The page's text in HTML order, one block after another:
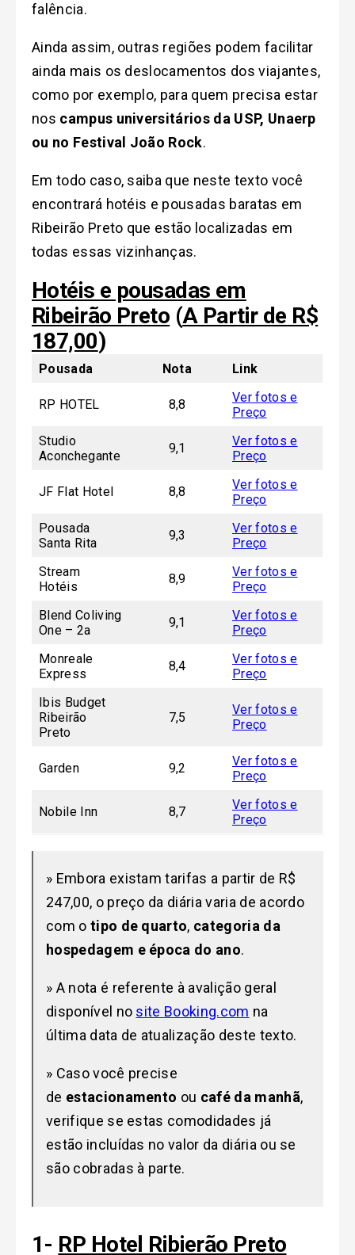
falência.
Ainda assim, outras regiões podem facilitar
ainda mais os deslocamentos dos viajantes,
como por exemplo, para quem precisa estar
nos campus universitários da USP, Unaerp
ou no Festival João Rock.
Em todo caso, saiba que neste texto você
encontrará hotéis e pousadas baratas em
Ribeirão Preto que estão localizadas em
todas essas vizinhanças.
Hotéis e pousadas em
Ribeirão Preto (A Partir de R$
187,00)
Pousada Nota Link
RP HOTEL 8,8
Ver fotos e
Preço
Studio
Aconchegante
9,1
Ver fotos e
Preço
JF Flat Hotel 8,8
Ver fotos e
Preço
Pousada
Santa Rita
9,3
Ver fotos e
Preço
Stream
Hotéis
8,9
Ver fotos e
Preço
Blend Coliving
One – 2a
9,1
Ver fotos e
Preço
Monreale
Express
8,4
Ver fotos e
Preço
Ibis Budget
Ribeirão
Preto
7,5
Ver fotos e
Preço
Garden 9,2
Ver fotos e
Preço
Nobile Inn 8,7
Ver fotos e
Preço
» Embora existam tarifas a partir de R$
247,00, o preço da diária varia de acordo
com o tipo de quarto, categoria da
hospedagem e época do ano.
» A nota é referente à avalição geral
disponível no site Booking.com na
última data de atualização deste texto.
» Caso você precise
de estacionamento ou café da manhã,
verifique se estas comodidades já
estão incluídas no valor da diária ou se
são cobradas à parte.
1- RP Hotel Ribierão Preto